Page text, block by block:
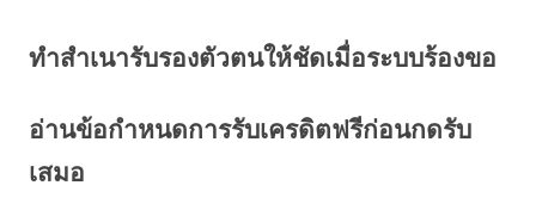
ทำสำเนารับรองตัวตนให้ชัดเมื่อระบบร้องขอ
อ่านข้อกำหนดการรับเครดิตฟรีก่อนกดรับ
เสมอ